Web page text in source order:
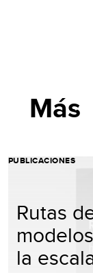
Más
PUBLICACIONES
Rutas
la